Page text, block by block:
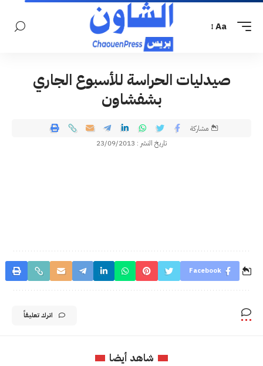
Aa
صيدليات الحراسة للأسبوع الجاري
بشفشاون
تاريخ النشر : 23/09/2013
مشاركة
Facebook
اترك تعليقاً
شاهد أيضا